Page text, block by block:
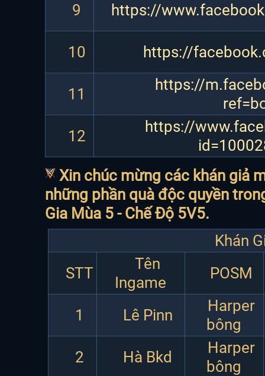
9 https://
10 https://
11
https://
12
https://
Xin chúc mừng các khán giả
những phần quà độc quyền
Gia Mùa 5 - Chế Độ 5V5.
Khán
STT
Tên
Ingame
POSM
1 Lê Pinn
Harper
bông
2
Hà Bkd
Harper
bông